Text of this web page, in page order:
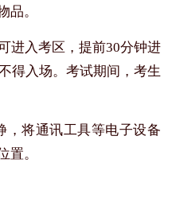
品。
进入考区，提前30分钟进
得入场。考试期间，考生
，将通讯工具等电子设备
置。